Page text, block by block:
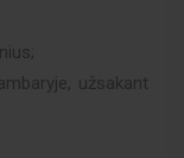
užsakant